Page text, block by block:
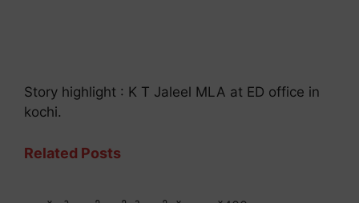
Story highlight : K T Jaleel MLA at ED office in
kochi.
Related Posts